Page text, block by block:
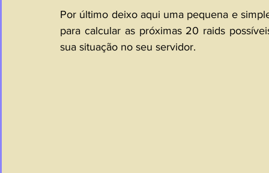
Por último deixo aqui uma pequena e
para calcular as próximas 20 raids
sua situação no seu servidor.